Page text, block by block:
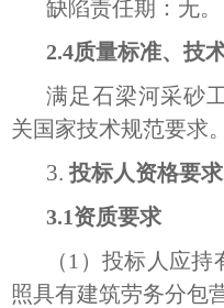
缺陷责任期：无。
2.4质量标准、技
满足石梁河采砂
关国家技术规范要求。
3. 投标人资格要求
3.1资质要求
（1）投标人应
照具有建筑劳务分包